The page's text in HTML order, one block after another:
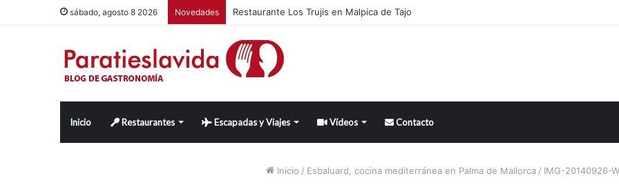
sábado, agosto 8 2026 Novedades Restaurante Los Trujis en Malpica de Tajo
Inicio Restaurantes Escapadas y Viajes Vídeos Contacto
Inicio / Esbaluard, cocina mediterránea en Palma de Mallorca / IMG-20140926-